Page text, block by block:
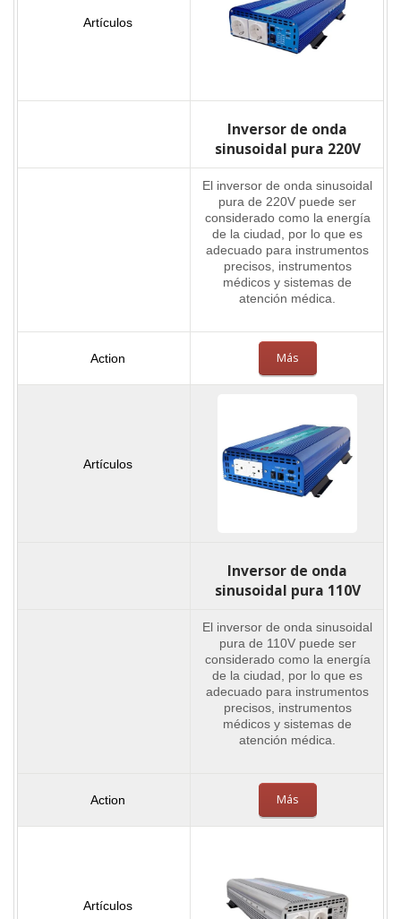
Inversor de onda
sinusoidal pura 220V
El inversor de onda sinusoidal
pura de 220V puede ser
considerado como la energía
de la ciudad, por lo que es
adecuado para instrumentos
precisos, instrumentos
médicos y sistemas de
atención médica.
Más
Inversor de onda
sinusoidal pura 110V
El inversor de onda sinusoidal
pura de 110V puede ser
considerado como la energía
de la ciudad, por lo que es
adecuado para instrumentos
precisos, instrumentos
médicos y sistemas de
atención médica.
Más